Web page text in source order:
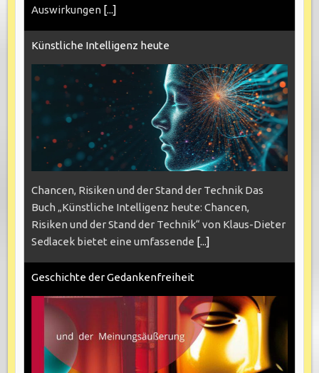
Auswirkungen [...]
Künstliche Intelligenz heute
Chancen, Risiken und der Stand der Technik Das
Buch „Künstliche Intelligenz heute: Chancen,
Risiken und der Stand der Technik“ von Klaus-Dieter
Sedlacek bietet eine umfassende [...]
Geschichte der Gedankenfreiheit